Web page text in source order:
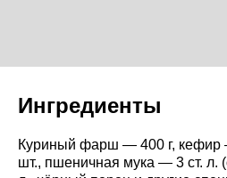
Ингредиенты
Куриный фарш — 400 г,
шт., пшеничная мука — 3 ст. л.